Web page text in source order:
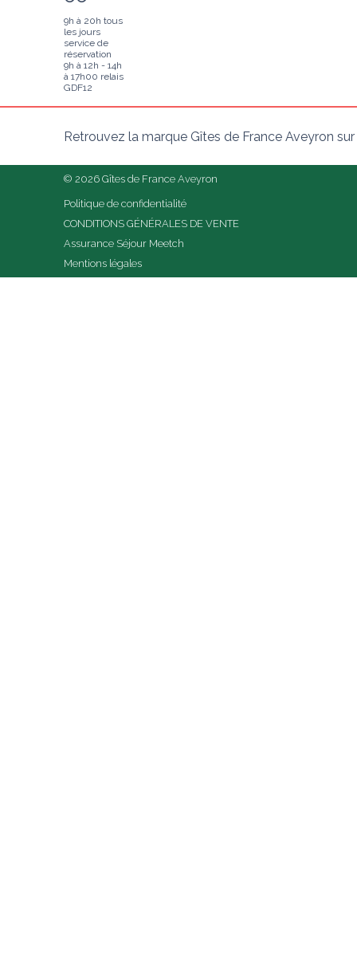
9h à 20h tous
les jours
service de
réservation
9h à 12h - 14h
à 17h00 relais
GDF12
Retrouvez la marque Gîtes de France Aveyron
© 2026 Gîtes de France Aveyron
Politique de confidentialité
CONDITIONS GÉNÉRALES DE VENTE
Assurance Séjour Meetch
Mentions légales